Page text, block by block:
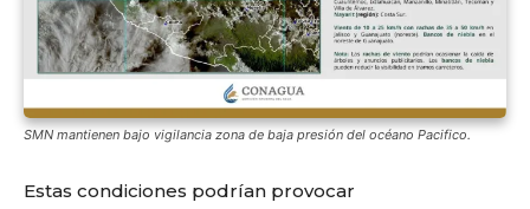
SMN mantienen bajo vigilancia zona de baja presión del océano Pacifico.
Estas condiciones podrían provocar